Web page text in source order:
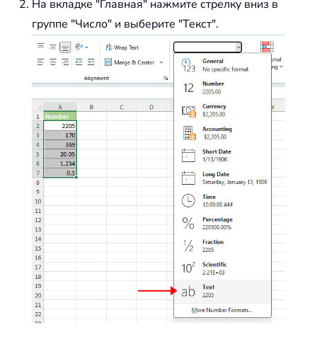
На вкладке "Главная" нажмите стрелку вниз в
группе "Число" и выберите "Текст".